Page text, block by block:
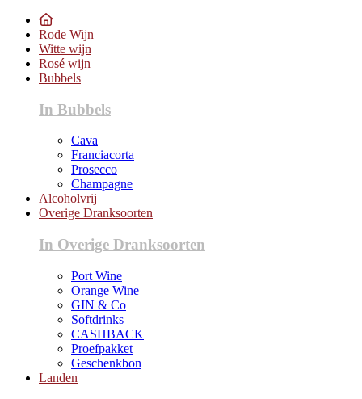
Rode Wijn
Witte wijn
Rosé wijn
Bubbels
In Bubbels
Cava
Franciacorta
Prosecco
Champagne
Alcoholvrij
Overige Dranksoorten
In Overige Dranksoorten
Port Wine
Orange Wine
GIN & Co
Softdrinks
CASHBACK
Proefpakket
Geschenkbon
Landen